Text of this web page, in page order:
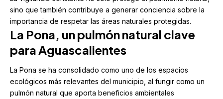
sino que también contribuye a generar conciencia sobre la
importancia de respetar las áreas naturales protegidas.
La Pona, un pulmón natural clave
para Aguascalientes
La Pona se ha consolidado como uno de los espacios
ecológicos más relevantes del municipio, al fungir como un
pulmón natural que aporta beneficios ambientales